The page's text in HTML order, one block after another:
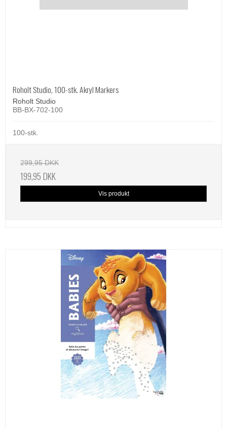
Roholt Studio, 100-stk. Akryl Markers
Roholt Studio
BB-BX-702-100
100-stk.
299,95 DKK
199,95 DKK
Vis produkt